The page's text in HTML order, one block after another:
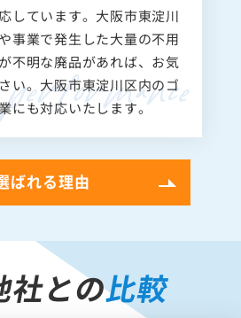
しています。大阪市東淀川
事業で発生した大量の不用
不明な廃品があれば、お気
い。大阪市東淀川区内のゴ
にも対応いたします。
ばれる理由
社との比較